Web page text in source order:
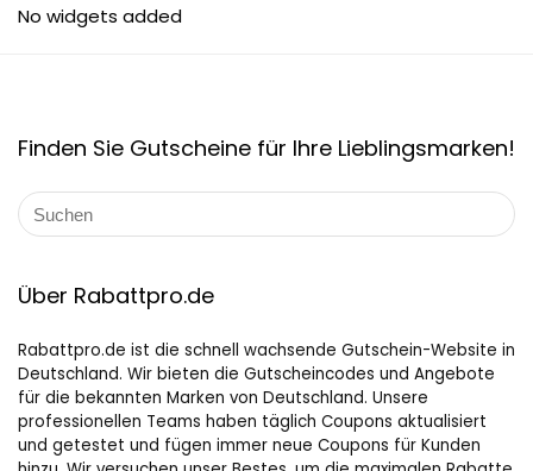
No widgets added
Finden Sie Gutscheine für Ihre Lieblingsmarken!
Über Rabattpro.de
Rabattpro.de ist die schnell wachsende Gutschein-Website in
Deutschland. Wir bieten die Gutscheincodes und Angebote
für die bekannten Marken von Deutschland. Unsere
professionellen Teams haben täglich Coupons aktualisiert
und getestet und fügen immer neue Coupons für Kunden